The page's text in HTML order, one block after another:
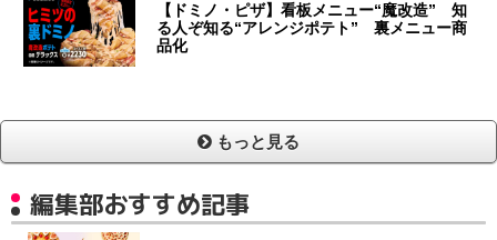
【ドミノ・ピザ】看板メニュー“魔改造” 知
る人ぞ知る“アレンジポテト” 裏メニュー商
品化
もっと見る
編集部おすすめ記事